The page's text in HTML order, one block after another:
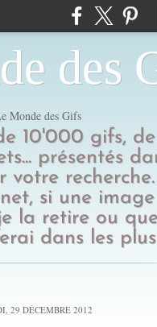
des
10'000 gifs,
présentés
si une
la retire ou
dans les
29 DÉCEMBRE 2012